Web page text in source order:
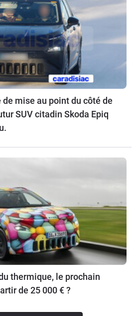
mise au point du côté de
SUV citadin Skoda Epiq
thermique, le prochain
de 25 000 € ?